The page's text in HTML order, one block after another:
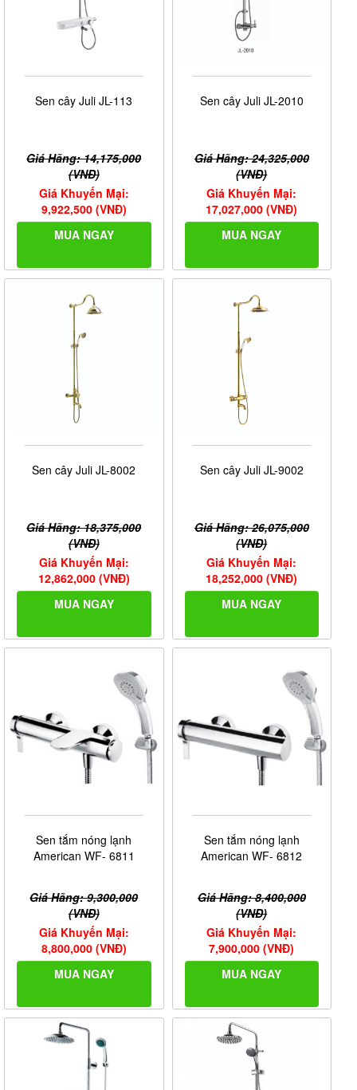
Sen cây Juli JL-113
Giá Hãng: 14,175,000
(VNĐ)
Giá Khuyến Mại:
9,922,500 (VNĐ)
MUA NGAY
Sen cây Juli JL-2010
Giá Hãng: 24,325,000
(VNĐ)
Giá Khuyến Mại:
17,027,000 (VNĐ)
MUA NGAY
Sen cây Juli JL-8002
Giá Hãng: 18,375,000
(VNĐ)
Giá Khuyến Mại:
12,862,000 (VNĐ)
MUA NGAY
Sen cây Juli JL-9002
Giá Hãng: 26,075,000
(VNĐ)
Giá Khuyến Mại:
18,252,000 (VNĐ)
MUA NGAY
Sen tắm nóng lạnh
American WF- 6811
Giá Hãng: 9,300,000
(VNĐ)
Giá Khuyến Mại:
8,800,000 (VNĐ)
MUA NGAY
Sen tắm nóng lạnh
American WF- 6812
Giá Hãng: 8,400,000
(VNĐ)
Giá Khuyến Mại:
7,900,000 (VNĐ)
MUA NGAY